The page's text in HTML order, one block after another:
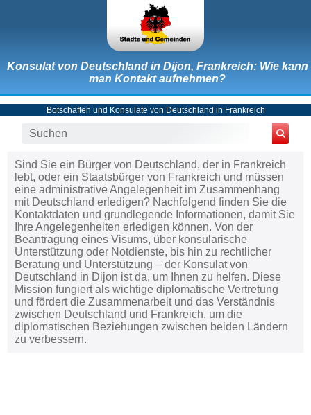
Konsulat von Deutschland in Dijon, Frankreich: Wie kann
man Kontakt aufnehmen?
Botschaften und Konsulate von Deutschland in Frankreich
Sind Sie ein Bürger von Deutschland, der in Frankreich
lebt, oder ein Staatsbürger von Frankreich und müssen
eine administrative Angelegenheit im Zusammenhang
mit Deutschland erledigen? Nachfolgend finden Sie die
Kontaktdaten und grundlegende Informationen, damit Sie
Ihre Angelegenheiten erledigen können. Von der
Beantragung eines Visums, über konsularische
Unterstützung oder Notdienste, bis hin zu rechtlicher
Beratung und Unterstützung – der Konsulat von
Deutschland in Dijon ist da, um Ihnen zu helfen. Diese
Mission fungiert als wichtige diplomatische Vertretung
und fördert die Zusammenarbeit und das Verständnis
zwischen Deutschland und Frankreich, um die
diplomatischen Beziehungen zwischen beiden Ländern
zu verbessern.